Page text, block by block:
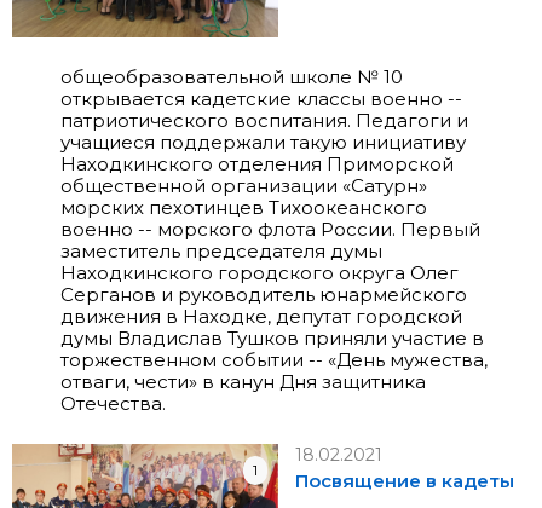
общеобразовательной школе № 10
открывается кадетские классы военно --
патриотического воспитания. Педагоги и
учащиеся поддержали такую инициативу
Находкинского отделения Приморской
общественной организации «Сатурн»
морских пехотинцев Тихоокеанского
военно -- морского флота России. Первый
заместитель председателя думы
Находкинского городского округа Олег
Серганов и руководитель юнармейского
движения в Находке, депутат городской
думы Владислав Тушков приняли участие в
торжественном событии -- «День мужества,
отваги, чести» в канун Дня защитника
Отечества.
1
18.02.2021
Посвящение в кадеты